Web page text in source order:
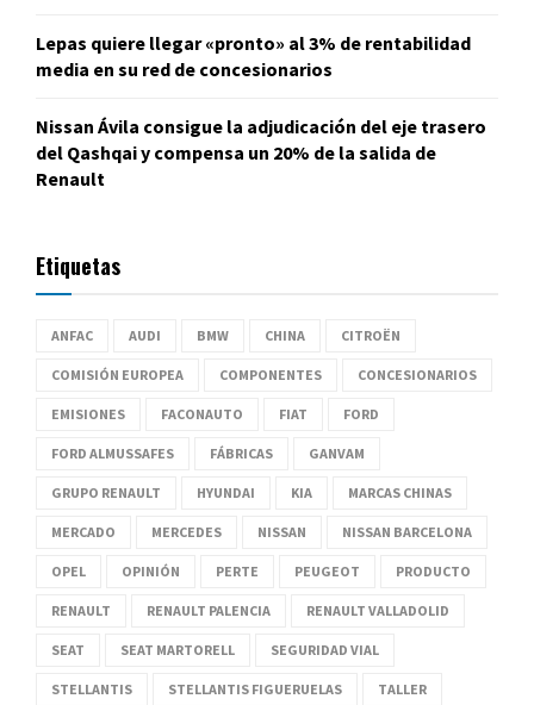
Lepas quiere llegar «pronto» al 3% de rentabilidad
media en su red de concesionarios
Nissan Ávila consigue la adjudicación del eje trasero
del Qashqai y compensa un 20% de la salida de
Renault
Etiquetas
ANFAC AUDI BMW CHINA CITROËN
COMISIÓN EUROPEA COMPONENTES CONCESIONARIOS
EMISIONES FACONAUTO FIAT FORD
FORD ALMUSSAFES FÁBRICAS GANVAM
GRUPO RENAULT HYUNDAI KIA MARCAS CHINAS
MERCADO MERCEDES NISSAN NISSAN BARCELONA
OPEL OPINIÓN PERTE PEUGEOT PRODUCTO
RENAULT RENAULT PALENCIA RENAULT VALLADOLID
SEAT SEAT MARTORELL SEGURIDAD VIAL
STELLANTIS STELLANTIS FIGUERUELAS TALLER